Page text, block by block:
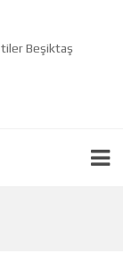
Beşiktaş